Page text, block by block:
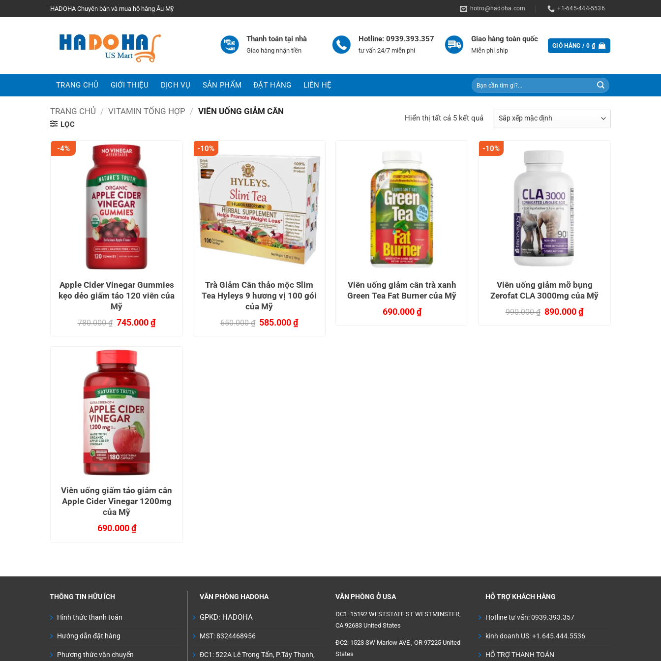
qua
HADOHA Chuyên bán và mua hộ hàng Âu Mỹ hotro@hadoha.com +1-645-444-5536
Thanh toán tại nhà
Giao hàng nhận tiền
Hotline: 0939.393.357
tư vấn 24/7 miễn phí
Giao hàng toàn quốc
Miễn phí ship
GIỎ HÀNG / 0 ₫
TRANG CHỦ GIỚI THIỆU DỊCH VỤ SẢN PHẨM ĐẶT HÀNG LIÊN HỆ
Tìm
kiếm:
TRANG CHỦ / VITAMIN TỔNG HỢP / VIÊN UỐNG GIẢM CÂN
LỌC
Hiển thị tất cả 5 kết quả
-4%
Apple Cider Vinegar Gummies
kẹo dẻo giấm táo 120 viên của
Mỹ
780.000₫ Giá
780.000 ₫.
745.000₫Giá
hiện
-10%
Trà Giảm Cân thảo mộc Slim
Tea Hyleys 9 hương vị 100 gói
của Mỹ
650.000₫ Giá
585.000₫Giá
hiện
Viên uống giảm cân trà xanh
Green Tea Fat Burner của Mỹ
690.000₫
-10%
Viên uống giảm mỡ bụng
Zerofat CLA 3000mg của Mỹ
990.000₫ Giá
890.000₫Giá
hiện
Viên uống giấm táo giảm cân
Apple Cider Vinegar 1200mg
của Mỹ
690.000₫
THÔNG TIN HỮU ÍCH
Hình thức thanh toán
Hướng dẫn đặt hàng
Phương thức vận chuyển
VĂN PHÒNG HADOHA
GPKD: HADOHA
MST: 8324468956
ĐC1: 522A Lê Trọng Tấn, P.Tây Thạnh,
VĂN PHÒNG Ở USA
ĐC1: 15192 WESTSTATE ST WESTMINSTER,
CA 92683 United States
ĐC2: 1523 SW Marlow AVE , OR 97225 United
States
HỖ TRỢ KHÁCH HÀNG
Hotline tư vấn: 0939.393.357
kinh doanh US: +1.645.444.5536
HỖ TRỢ THANH TOÁN